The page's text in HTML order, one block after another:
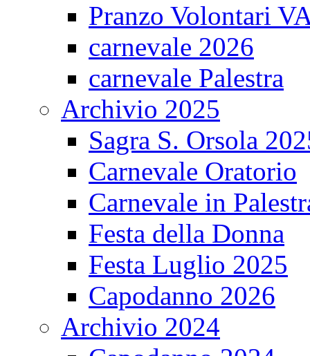
Pranzo Volontari
carnevale 2026
carnevale Palestra
Archivio 2025
Sagra S. Orsola
Carnevale Oratorio
Carnevale in
Festa della Donna
Festa Luglio 2025
Capodanno 2026
Archivio 2024